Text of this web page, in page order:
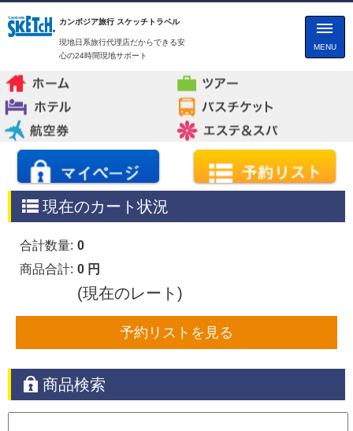
カンボジア旅行 スケッチトラベル
現地日系旅行代理店だからできる安
心の24時間現地サポート
MENU
現在のカート状況
合計数量: 0
商品合計: 0 円
(現在のレート)
予約リストを見る
商品検索